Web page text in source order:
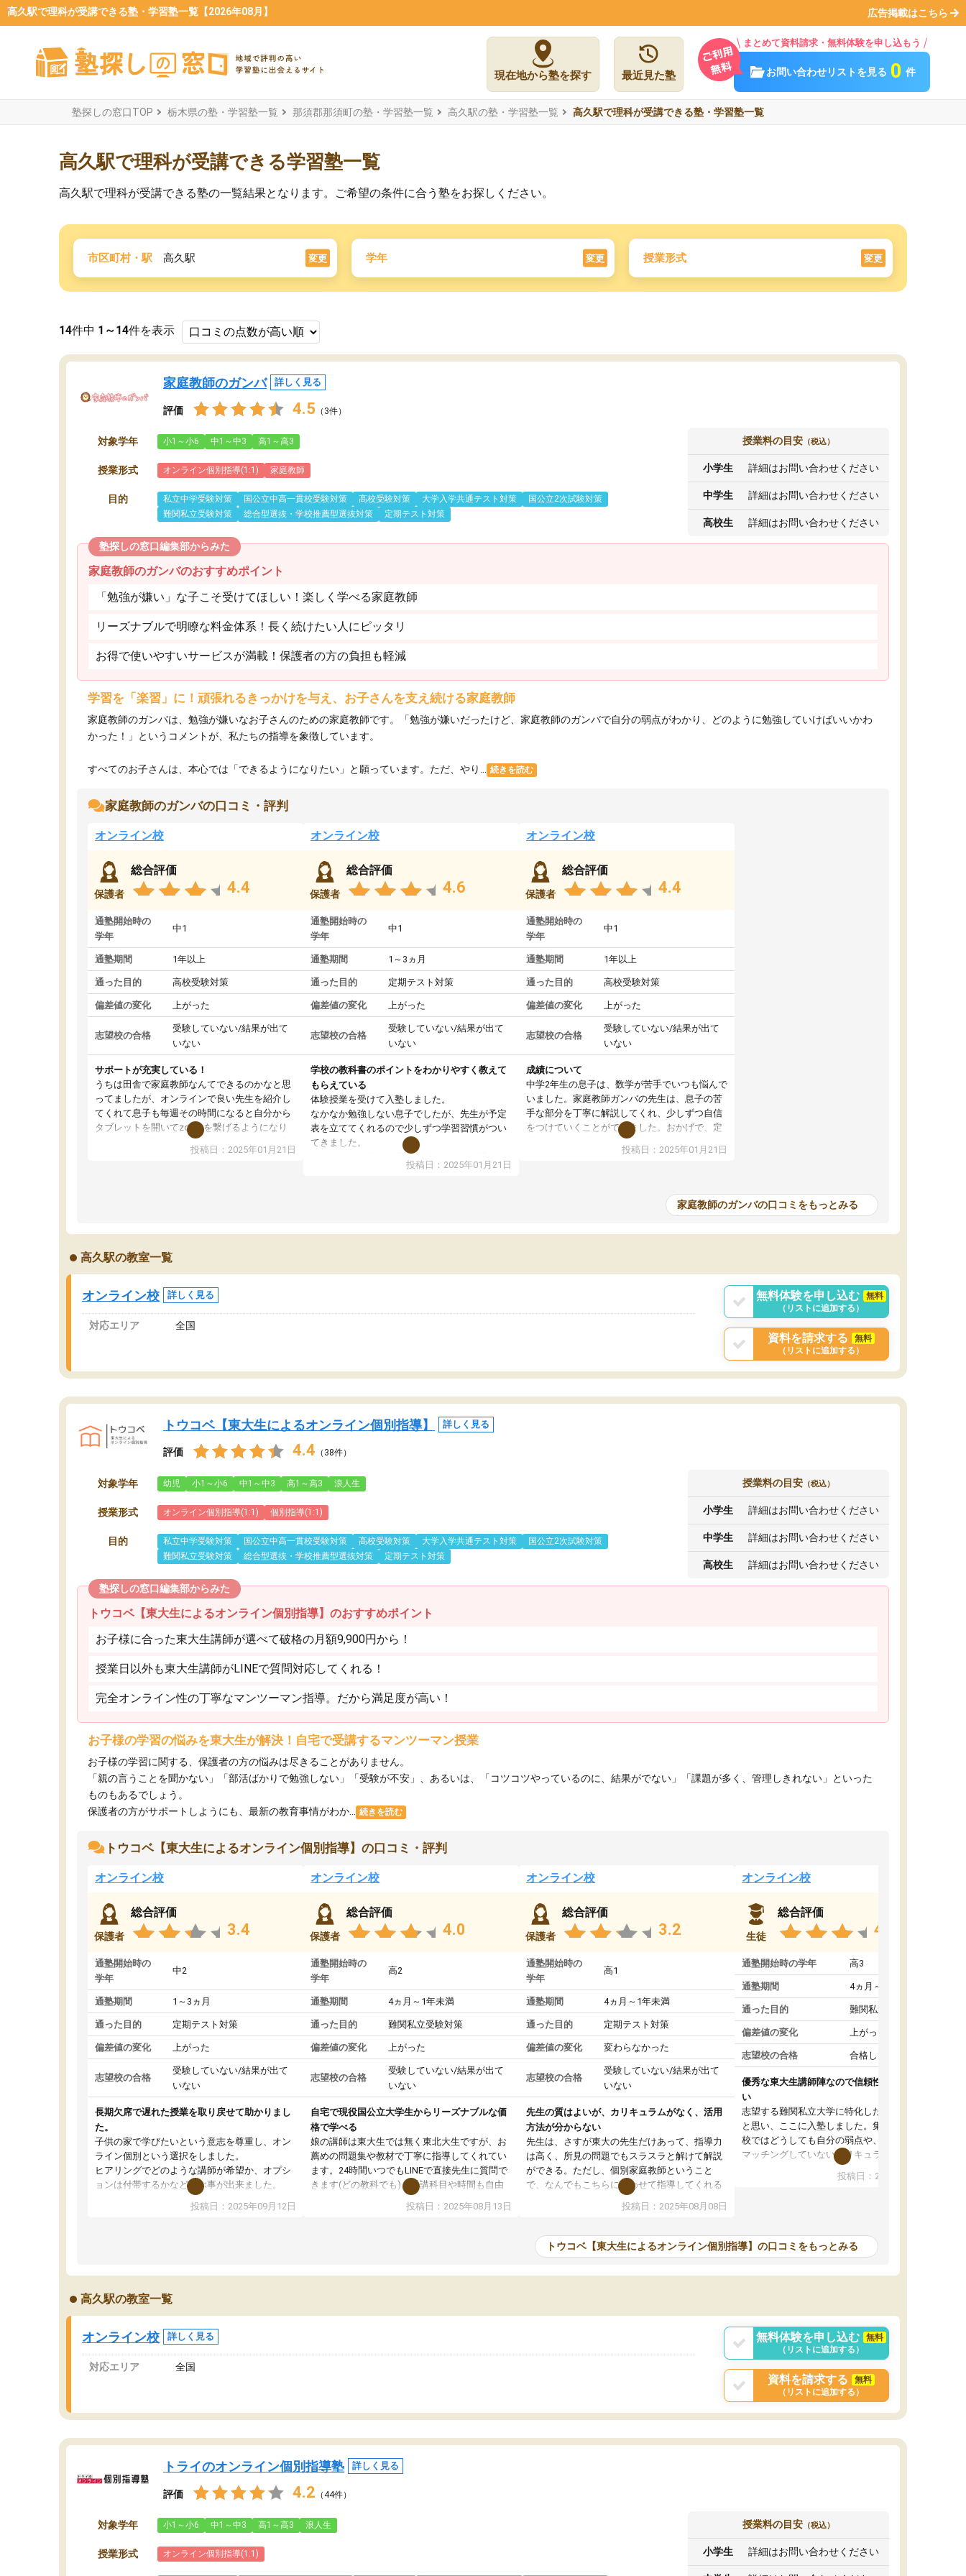
高久駅で理科が受講できる塾・学習塾一覧【2026年08月】 広告掲載はこちら
現在地から塾を探す 最近見た塾
まとめて資料請求・無料体験を申し込もう
お問い合わせリストを見る 0 件
塾探しの窓口TOP 栃木県の塾・学習塾一覧 那須郡那須町の塾・学習塾一覧 高久駅の塾・学習塾一覧 高久駅で理科が受講できる塾・学習塾一覧
高久駅で理科が受講できる学習塾一覧
高久駅で理科が受講できる塾の一覧結果となります。ご希望の条件に合う塾をお探しください。
市区町村・駅 高久駅 変更 学年 変更 授業形式 変更
14件中 1～14件を表示
家庭教師のガンバ 詳しく見る
評価 4.5 （3件）
対象学年 小1～小6 中1～中3 高1～高3
授業形式 オンライン個別指導(1:1) 家庭教師
目的 私立中学受験対策 国公立中高一貫校受験対策 高校受験対策 大学入学共通テスト対策
国公立2次試験対策
難関私立受験対策
総合型選抜・学校推薦型選抜対策 定期テスト対策
授業料の目安 （税込）
小学生 詳細はお問い合わせください
中学生 詳細はお問い合わせください
高校生 詳細はお問い合わせください
塾探しの窓口編集部からみた
家庭教師のガンバのおすすめポイント
「勉強が嫌い」な子こそ受けてほしい！楽しく学べる家庭教師
リーズナブルで明瞭な料金体系！長く続けたい人にピッタリ
お得で使いやすいサービスが満載！保護者の方の負担も軽減
学習を「楽習」に！頑張れるきっかけを与え、お子さんを支え続ける家庭教師
家庭教師のガンバは、勉強が嫌いなお子さんのための家庭教師です。「勉強が嫌いだったけど、家庭教師のガンバで自分の弱点がわかり、どのように勉強していけばいいかわ
かった！」というコメントが、私たちの指導を象徴しています。
すべてのお子さんは、本心では「できるようになりたい」と願っています。ただ、やり... 続きを読む
家庭教師のガンバの口コミ・評判
オンライン校
保護者
総合評価
4.4
通塾開始時の
学年
中1
通塾期間 1年以上
通った目的 高校受験対策
偏差値の変化 上がった
志望校の合格
受験していない/結果が出て
いない
サポートが充実している！
うちは田舎で家庭教師なんてできるのかなと思
ってましたが、オンラインで良い先生を紹介し
てくれて息子も毎週その時間になると自分から
タブレットを開いてzoomを繋げるようになり
ました！5科目なんでもOKなのもとても気に入
投稿日：2025年01月21日
オンライン校
保護者
総合評価
4.6
通塾開始時の
学年
中1
通塾期間 1～3ヵ月
通った目的 定期テスト対策
偏差値の変化 上がった
志望校の合格
受験していない/結果が出て
いない
学校の教科書のポイントをわかりやすく教えて
もらえている
体験授業を受けて入塾しました。
なかなか勉強しない息子でしたが、先生が予定
表を立ててくれるので少しずつ学習習慣がつい
てきました。
オンラインで週に一度の受講ですが、指導が無
い日も予定表に基づいて勉強したり、LINEでわ
投稿日：2025年01月21日
オンライン校
保護者
総合評価
4.4
通塾開始時の
学年
中1
通塾期間 1年以上
通った目的 高校受験対策
偏差値の変化 上がった
志望校の合格
受験していない/結果が出て
いない
成績について
中学2年生の息子は、数学が苦手でいつも悩んで
いました。家庭教師ガンバの先生は、息子の苦
手な部分を丁寧に解説してくれ、少しずつ自信
をつけていくことができました。おかげで、定
期テストの成績が10点以上アップし、本人もと
投稿日：2025年01月21日
家庭教師のガンバの口コミをもっとみる
高久駅の教室一覧
オンライン校 詳しく見る
対応エリア 全国
無料体験を申し込む
無料
（リストに追加する）
資料を請求する
無料
（リストに追加する）
トウコベ【東大生によるオンライン個別指導】 詳しく見る
評価 4.4 （38件）
対象学年 幼児 小1～小6 中1～中3 高1～高3 浪人生
授業形式 オンライン個別指導(1:1) 個別指導(1:1)
目的 私立中学受験対策 国公立中高一貫校受験対策 高校受験対策 大学入学共通テスト対策
国公立2次試験対策
難関私立受験対策
総合型選抜・学校推薦型選抜対策 定期テスト対策
授業料の目安 （税込）
小学生 詳細はお問い合わせください
中学生 詳細はお問い合わせください
高校生 詳細はお問い合わせください
塾探しの窓口編集部からみた
トウコベ【東大生によるオンライン個別指導】のおすすめポイント
お子様に合った東大生講師が選べて破格の月額9,900円から！
授業日以外も東大生講師がLINEで質問対応してくれる！
完全オンライン性の丁寧なマンツーマン指導。だから満足度が高い！
お子様の学習の悩みを東大生が解決！自宅で受講するマンツーマン授業
お子様の学習に関する、保護者の方の悩みは尽きることがありません。
「親の言うことを聞かない」「部活ばかりで勉強しない」「受験が不安」、あるいは、「コツコツやっているのに、結果がでない」「課題が多く、管理しきれない」といった
ものもあるでしょう。
保護者の方がサポートしようにも、最新の教育事情がわか...
続きを読む
トウコベ【東大生によるオンライン個別指導】の口コミ・評判
オンライン校
保護者
総合評価
3.4
通塾開始時の
学年
中2
通塾期間 1～3ヵ月
通った目的 定期テスト対策
偏差値の変化 上がった
志望校の合格
受験していない/結果が出て
いない
長期欠席で遅れた授業を取り戻せて助かりまし
た。
子供の家で学びたいという意志を尊重し、オン
ライン個別という選択をしました。
ヒアリングでどのような講師が希望か、オプシ
ョンは付帯するかなど選ぶ事が出来ました。
講師とのマッチング後講師との初回ミーティン
グを行い、その講師で良いか他の講師を希望す
オンラインツールを使用した単語帳の共有があ
り宿題もそちらで出される形でした。
2ヶ月で担当講師の方がお辞めになると言う事で
講師変更の申し出があり、あまりに短期での変
更だった為、塾に通う事にして退会しました。
遅れも取り戻せ、授業内容や講師の方は良かっ
投稿日：2025年09月12日
オンライン校
保護者
総合評価
4.0
通塾開始時の
学年
高2
通塾期間 4ヵ月～1年未満
通った目的 難関私立受験対策
偏差値の変化 上がった
志望校の合格
受験していない/結果が出て
いない
自宅で現役国公立大学生からリーズナブルな価
格で学べる
娘の講師は東大生では無く東北大生ですが、お
薦めの問題集や教材で丁寧に指導してくれてい
ます。24時間いつでもLINEで直接先生に質問で
きます(どの教科でも)。受講科目や時間も自由
に決めれるので、個人に合った勉強ができると
思います。カリキュラム相談みたいなのがあり
ます。講師も合わなければチェンジできます
投稿日：2025年08月13日
オンライン校
保護者
総合評価
3.2
通塾開始時の
学年
高1
通塾期間 4ヵ月～1年未満
通った目的 定期テスト対策
偏差値の変化 変わらなかった
志望校の合格
受験していない/結果が出て
いない
先生の質はよいが、カリキュラムがなく、活用
方法が分からない
先生は、さすが東大の先生だけあって、指導力
は高く、所見の問題でもスラスラと解けて解説
ができる。ただし、個別家庭教師ということ
で、なんでもこちらに合わせて指導してくれる
のだが、具体的なカリキュラムがない。当方
は、授業の先取り学習をするため、学校の教科
いただいたが、1時間の時間を使って進められる
範囲は限られており、それであれば自学自習で
なく、上手い活用の仕方が分からず辞めること
投稿日：2025年08月08日
オンライン校
生徒
総合評価
4.4
通塾開始時の学年 高3
通塾期間 4ヵ月～1年未満
通った目的 難関私立受験対策
偏差値の変化 上がった
志望校の合格 合格した
優秀な東大生講師陣なので信頼性や安心感が高
い
志望する難関私立大学に特化した準備をしたい
と思い、ここに入塾しました。集団指導の予備
校ではどうしても自分の弱点や、志望校対策に
マッチングしていないカリキュラムに不安を感
また受験のノウハウを蓄積している優秀な東大
ツーマン指導によって、自分の志望校にふさわ
しいオリジナルのカリキュラムを提案してくれ
と感じました。
投稿日：2024年02月19日
トウコベ【東大生によるオンライン個別指導】の口コミをもっとみる
高久駅の教室一覧
オンライン校 詳しく見る
対応エリア 全国
無料体験を申し込む
無料
（リストに追加する）
資料を請求する
無料
（リストに追加する）
トライのオンライン個別指導塾 詳しく見る
評価 4.2 （44件）
対象学年 小1～小6 中1～中3 高1～高3 浪人生
授業形式 オンライン個別指導(1:1)
授業料の目安 （税込）
小学生 詳細はお問い合わせください